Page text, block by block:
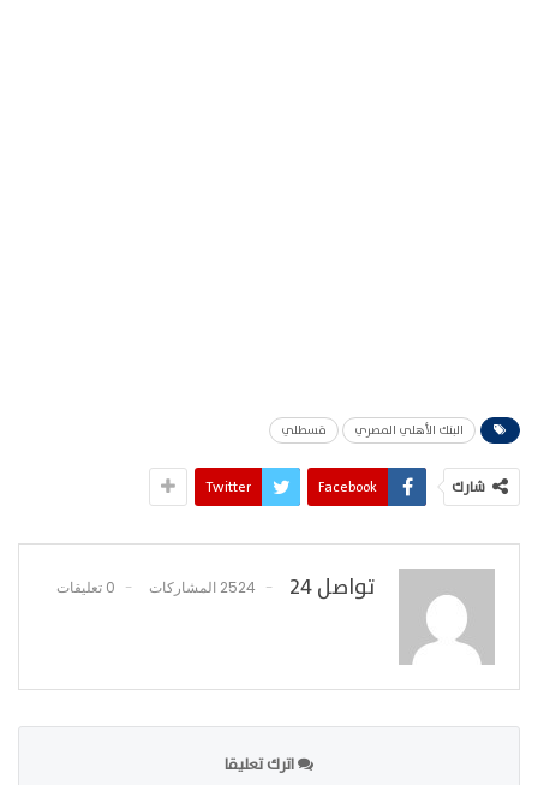
البنك الأهلي المصري قسطلي
شارك Facebook
Twitter
تواصل 24 2524 المشاركات 0 تعليقات
اترك تعليقا